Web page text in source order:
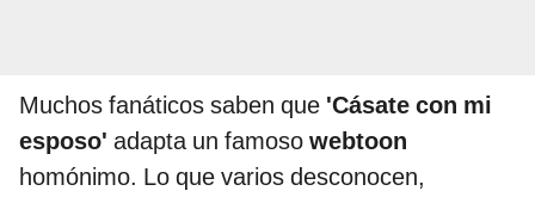
Muchos fanáticos saben que 'Cásate con mi
esposo' adapta un famoso webtoon
homónimo. Lo que varios desconocen,